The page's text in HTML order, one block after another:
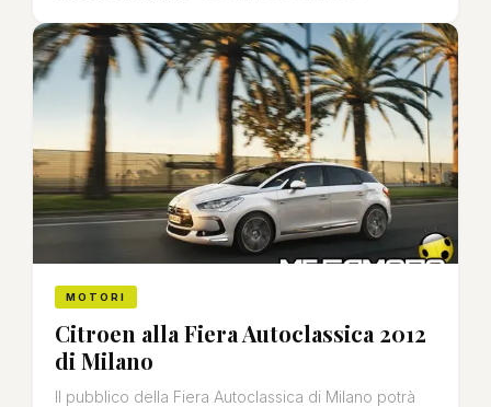
MOTORI
Citroen alla Fiera Autoclassica 2012
di Milano
Il pubblico della Fiera Autoclassica di Milano potrà